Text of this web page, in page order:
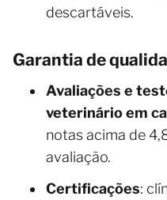
descartáveis.
Garantia de
Avaliações e
veterinário em
notas acima de
avaliação.
Certificações: